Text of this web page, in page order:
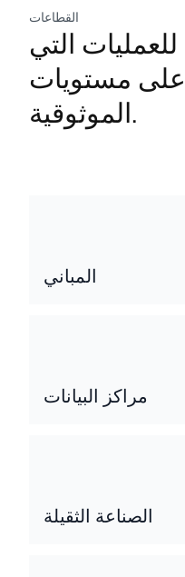
القطاعات
التي
مستويات
الموثوقية.
المباني
مراكز البيانات
الصناعة الثقيلة